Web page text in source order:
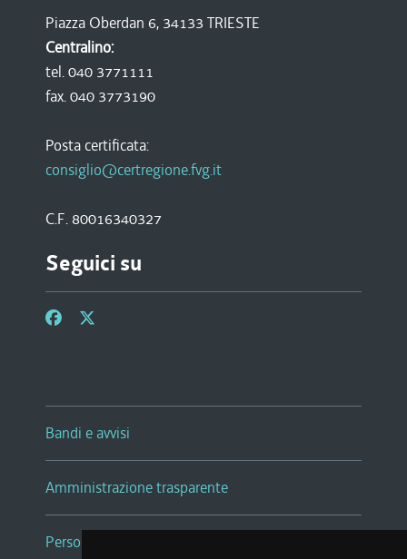
Piazza Oberdan 6, 34133 TRIESTE
Centralino:
tel. 040 3771111
fax. 040 3773190
Posta certificata:
consiglio@certregione.fvg.it
C.F. 80016340327
Seguici su
Bandi e avvisi
Amministrazione trasparente
Persone e Uffici